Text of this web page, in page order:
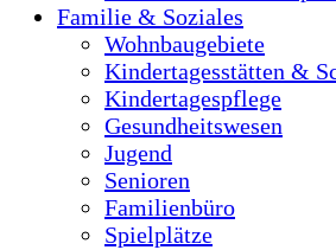
Familie & Soziales
Wohnbaugebiete
Kindertagesstätten &
Kindertagespflege
Gesundheitswesen
Jugend
Senioren
Familienbüro
Spielplätze